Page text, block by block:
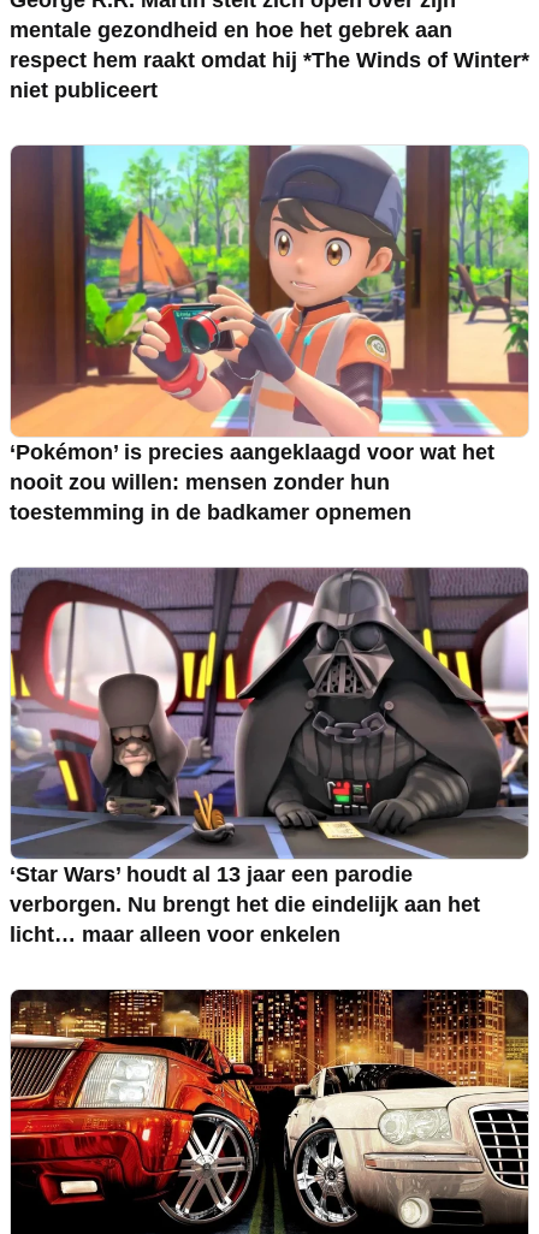
mentale gezondheid en hoe het gebrek aan
respect hem raakt omdat hij *The Winds of Winter*
niet publiceert
‘Pokémon’ is precies aangeklaagd voor wat het
nooit zou willen: mensen zonder hun
toestemming in de badkamer opnemen
‘Star Wars’ houdt al 13 jaar een parodie
verborgen. Nu brengt het die eindelijk aan het
licht… maar alleen voor enkelen